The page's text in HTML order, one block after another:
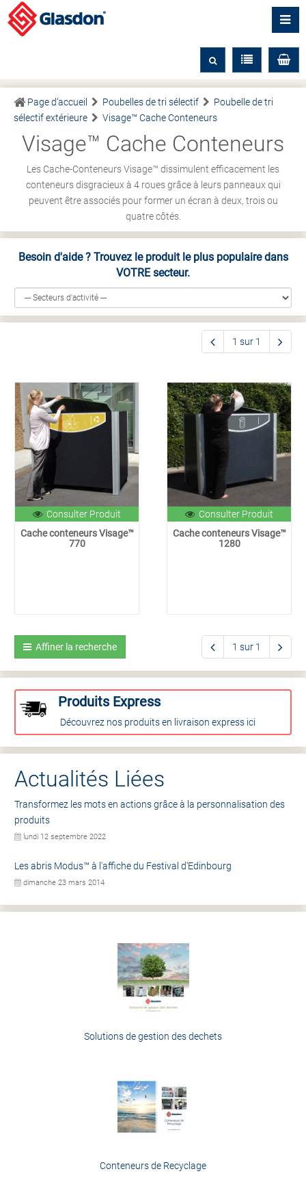
Page d’accueil Poubelles de tri sélectif
Poubelle de tri
sélectif extérieure
Visage™ Cache Conteneurs
Visage™ Cache Conteneurs
Les Cache-Conteneurs Visage™ dissimulent efficacement les
conteneurs disgracieux à 4 roues grâce à leurs panneaux qui
peuvent être associés pour former un écran à deux, trois ou
quatre côtés.
Besoin d'aide ? Trouvez le produit le plus populaire dans
VOTRE secteur.
1 sur 1
Consulter Produit
Cache conteneurs Visage™
770
Consulter Produit
Cache conteneurs Visage™
1280
Affiner la recherche 1 sur 1
Produits Express
Découvrez nos produits en livraison express ici
Actualités Liées
Transformez les mots en actions grâce à la personnalisation des
produits
lundi 12 septembre 2022
Les abris Modus™ à l'affiche du Festival d'Edinbourg
dimanche 23 mars 2014
Solutions de gestion des dechets
Conteneurs de Recyclage